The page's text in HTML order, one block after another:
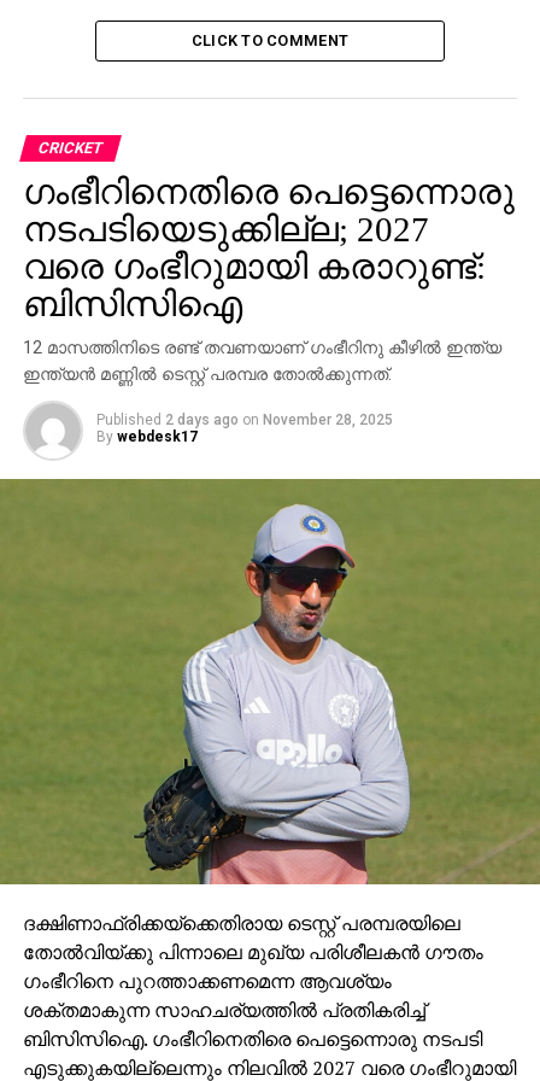
CLICK TO COMMENT
CRICKET
ഗംഭീറിനെതിരെ പെട്ടെന്നൊരു
നടപടിയെടുക്കില്ല; 2027
വരെ ഗംഭീറുമായി കരാറുണ്ട്:
ബിസിസിഐ
12 മാസത്തിനിടെ രണ്ട് തവണയാണ് ഗംഭീറിനു കീഴില്‍ ഇന്ത്യ
ഇന്ത്യന്‍ മണ്ണില്‍ ടെസ്റ്റ് പരമ്പര തോല്‍ക്കുന്നത്.
Published 2 days ago on November 28, 2025
By webdesk17
ദക്ഷിണാഫ്രിക്കയ്ക്കെതിരായ ടെസ്റ്റ് പരമ്പരയിലെ
തോല്‍വിയ്ക്കു പിന്നാലെ മുഖ്യ പരിശീലകന്‍ ഗൗതം
ഗംഭീറിനെ പുറത്താക്കണമെന്ന ആവശ്യം
ശക്തമാകുന്ന സാഹചര്യത്തില്‍ പ്രതികരിച്ച്
ബിസിസിഐ. ഗംഭീറിനെതിരെ പെട്ടെന്നൊരു നടപടി
എടുക്കുകയില്ലെന്നും നിലവില്‍ 2027 വരെ ഗംഭീറുമായി